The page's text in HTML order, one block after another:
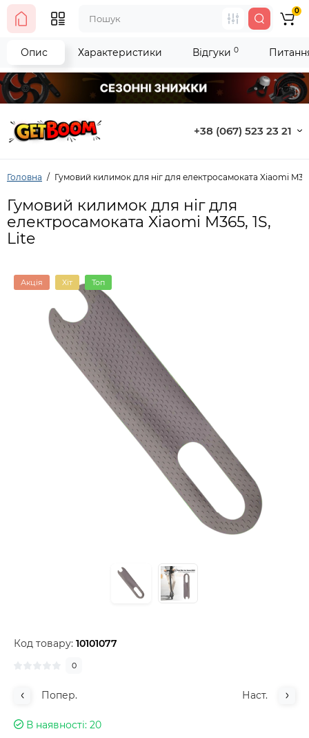
+38 (067) 523 23 21
0
Головна Гумовий килимок для ніг для електросамоката Xiaomi
Гумовий килимок для ніг для
електросамоката Xiaomi M365, 1S,
Lite
Акція Хіт Топ
Код товару: 10101077
0
Попер. Наст.
В наявності 20
Опис Характеристики Відгуки 0